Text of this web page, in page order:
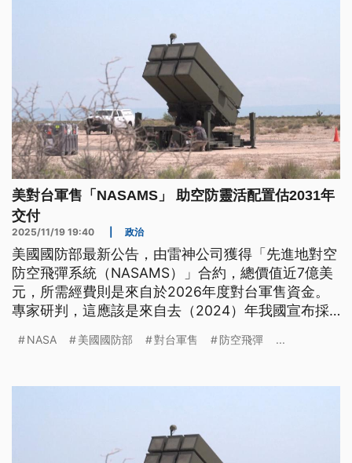
美對台軍售「NASAMS」 助空防靈活配置估2031年
交付
2025/11/19 19:40 政治
美國國防部最新公告，由雷神公司獲得「先進地對空
防空飛彈系統（NASAMS）」合約，總價值近7億美
元，所需經費則是來自於2026年度對台軍售資金。
專家研判，這應該是來自去（2024）年我國宣布採
空中威脅，過去曾經在烏克蘭戰場驗證效能，總共擊
90%以上。
NASA 美國國防部 對台軍售 防空飛彈 ...